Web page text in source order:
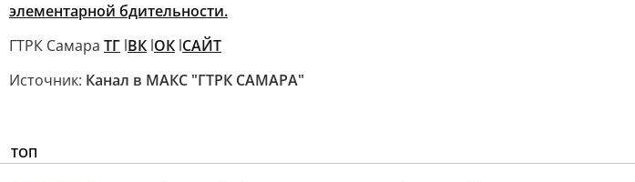
элементарной бдительности.
ГТРК Самара ТГ lВК lОК lСАЙТ
Источник: Канал в МАКС "ГТРК САМАРА"
ТОП